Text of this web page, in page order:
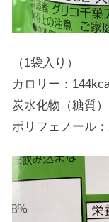
（1袋入り）
カロリー：
炭水化物（糖質
ポリフェノール